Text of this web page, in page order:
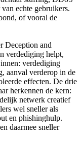
echte gebruikers.
of vooral de
Deception and
verdediging helpt,
verdediging
aanval verderop in de
effecten. De drie
herkennen de kern:
netwerk creatief
wel sneller als
en phishinghulp.
daarmee sneller